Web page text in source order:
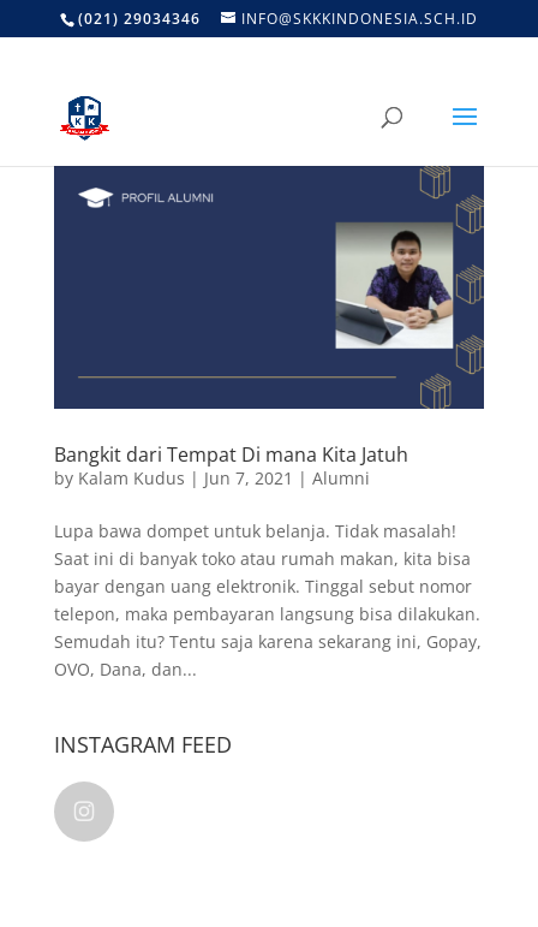
(021) 29034346 INFO@SKKKINDONESIA.SCH.ID
Bangkit dari Tempat Di mana Kita Jatuh
by Kalam Kudus | Jun 7, 2021 | Alumni
Lupa bawa dompet untuk belanja. Tidak masalah!
Saat ini di banyak toko atau rumah makan, kita bisa
bayar dengan uang elektronik. Tinggal sebut nomor
telepon, maka pembayaran langsung bisa dilakukan.
Semudah itu? Tentu saja karena sekarang ini, Gopay,
OVO, Dana, dan...
INSTAGRAM FEED
kalamkudusindonesia